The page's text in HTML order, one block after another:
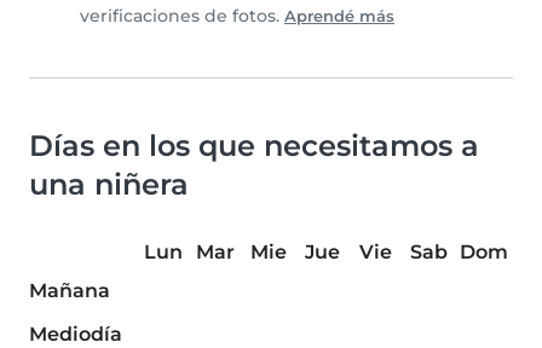
verificaciones de fotos. Aprendé más
Días en los que necesitamos a
una niñera
Lun Mar Mie Jue Vie Sab
Dom
Mañana
Mediodía